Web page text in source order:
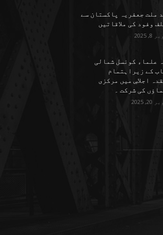
ملت جعفریہ پاکستان سے
وفود کی ملاقاتیں
2025
علماء کونسل شمالی
کے زیراہتمام
اجلاسِ میں مرکزی
کی شرکت ۔
2025